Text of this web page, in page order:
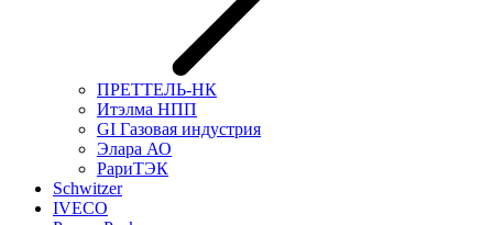
ПРЕТТЕЛЬ-НК
Итэлма НПП
GI Газовая индустрия
Элара АО
РариТЭК
Schwitzer
IVECO